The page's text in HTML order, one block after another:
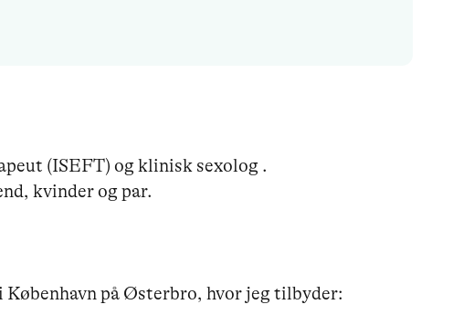
(ISEFT) og klinisk sexolog .
kvinder og par.
på Østerbro, hvor jeg tilbyder: